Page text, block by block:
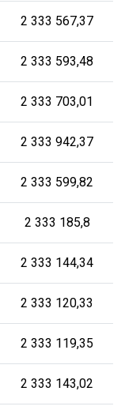
2 333 567,37
2 333 593,48
2 333 703,01
2 333 942,37
2 333 599,82
2 333 185,8
2 333 144,34
2 333 120,33
2 333 119,35
2 333 143,02